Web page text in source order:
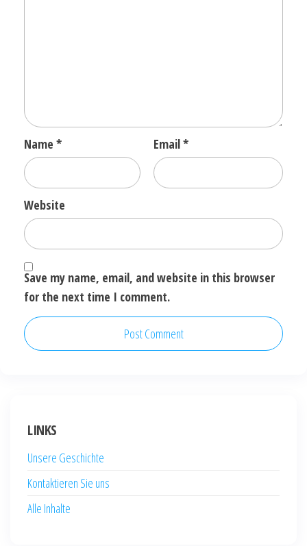
Name * Email*
Website
Save my name, email, and website in this browser
for the next time I comment.
LINKS
Unsere Geschichte
Kontaktieren Sie uns
Alle Inhalte